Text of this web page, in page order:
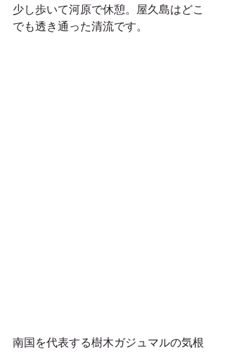
少し歩いて河原で休憩。屋久島はどこ
でも透き通った清流です。
南国を代表する樹木ガジュマルの気根